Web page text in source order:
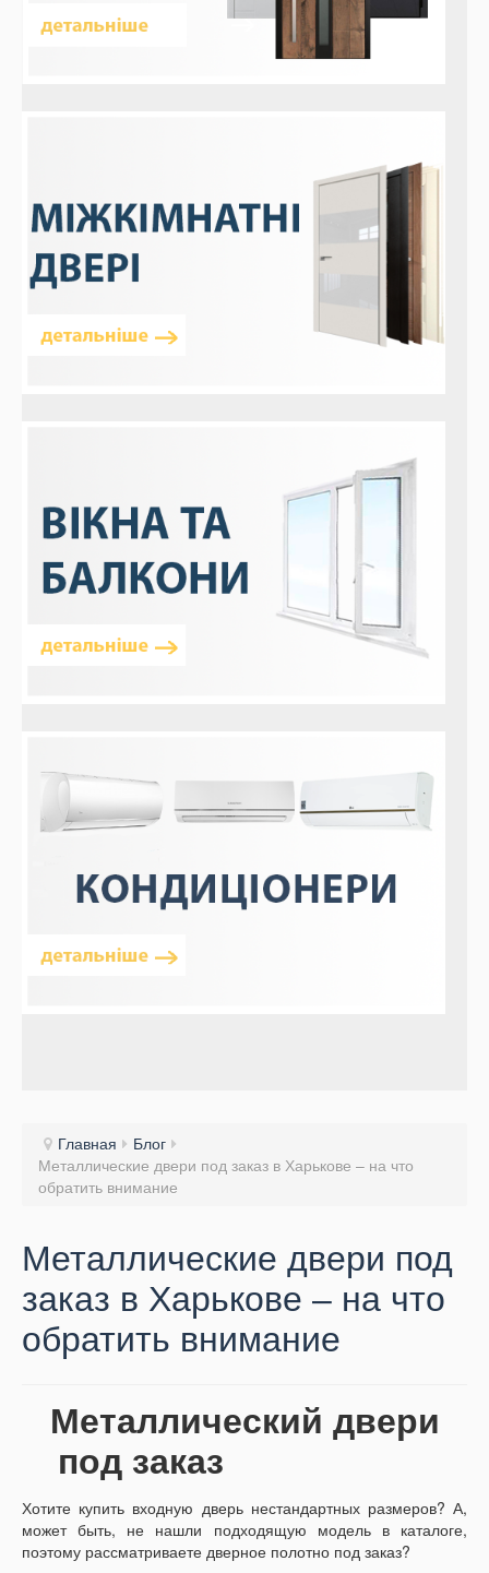
Главная
Блог
Металлические двери под заказ в Харькове – на что
обратить внимание
Металлические двери под
заказ в Харькове – на что
обратить внимание
Металлический двери
под заказ
Хотите купить входную дверь нестандартных размеров? А,
может быть, не нашли подходящую модель в каталоге,
поэтому рассматриваете дверное полотно под заказ?